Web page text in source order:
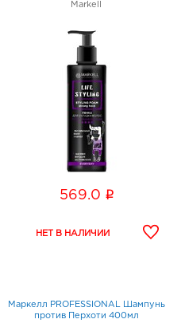
Markell
569.0 i
Маркелл PROFESSIONAL Шампунь
против Перхоти 400мл